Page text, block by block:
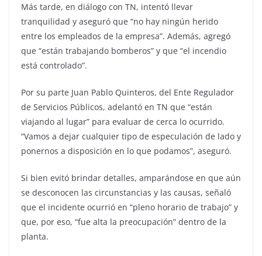
Más tarde, en diálogo con TN, intentó llevar
tranquilidad y aseguró que “no hay ningún herido
entre los empleados de la empresa”. Además, agregó
que “están trabajando bomberos” y que “el incendio
está controlado”.
Por su parte Juan Pablo Quinteros, del Ente Regulador
de Servicios Públicos, adelantó en TN que “están
viajando al lugar” para evaluar de cerca lo ocurrido.
“Vamos a dejar cualquier tipo de especulación de lado y
ponernos a disposición en lo que podamos”, aseguró.
Si bien evitó brindar detalles, amparándose en que aún
se desconocen las circunstancias y las causas, señaló
que el incidente ocurrió en “pleno horario de trabajo” y
que, por eso, “fue alta la preocupación” dentro de la
planta.